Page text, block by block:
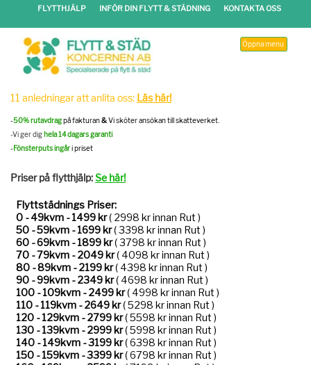
FLYTTHJÄLP INFÖR DIN FLYTT & STÄDNING KONTAKTA OSS
Öppna menu
11 anledningar att anlita oss: Läs här!
-50% rutavdragpå fakturan&Vi sköter ansökan till skatteverket.
-Vi ger dighela 14 dagars garanti
-Fönsterputs ingåri priset
Priser på flytthjälp:Se här!